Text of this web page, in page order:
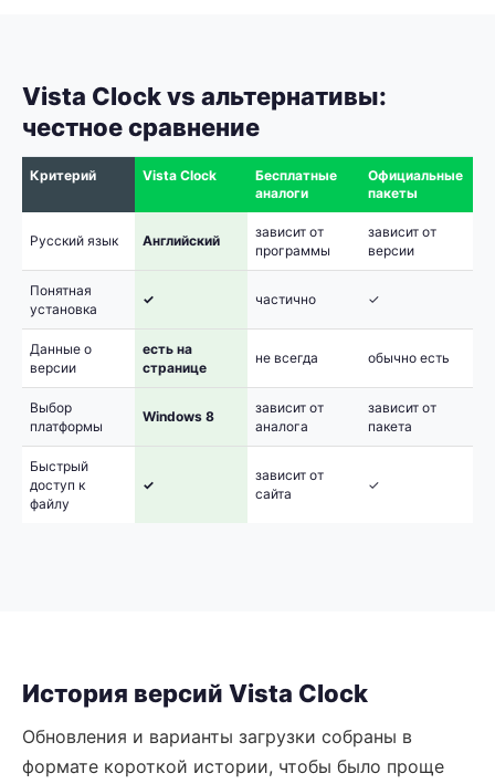
Vista Clock vs альтернативы:
честное сравнение
Критерий Vista Clock
Бесплатные
аналоги
Официальные
пакеты
Русский язык Английский
зависит от
программы
зависит от
версии
Понятная
установка
✓ частично ✓
Данные о
версии
есть на
странице
не всегда обычно есть
Выбор
платформы
Windows 8
зависит от
аналога
зависит от
пакета
Быстрый
доступ к
файлу
✓
зависит от
сайта
✓
История версий Vista Clock
Обновления и варианты загрузки собраны в
формате короткой истории, чтобы было проще